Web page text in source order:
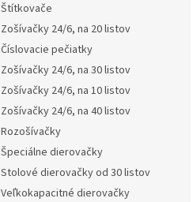
Štítkovače
Zošívačky 24/6, na 20 listov
Číslovacie pečiatky
Zošívačky 24/6, na 30 listov
Zošívačky 24/6, na 10 listov
Zošívačky 24/6, na 40 listov
Rozošívačky
Špeciálne dierovačky
Stolové dierovačky od 30 listov
Veľkokapacitné dierovačky